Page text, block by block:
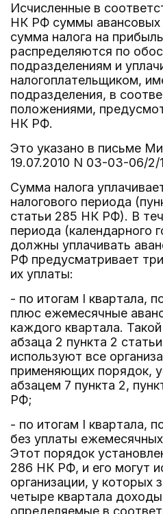
Исчисленные в
НК РФ суммы авансовых
сумма налога на
распределяются по
подразделениям и
налогоплательщиком,
подразделения, в
положениями,
НК РФ.
Это указано в письме
19.07.2010 N 03-03-06/2/
Сумма налога
налогового периода
статьи 285 НК РФ). В
периода (календарного
должны уплачивать
РФ предусматривает
их уплаты:
- по итогам I квартала,
плюс ежемесячные
каждого квартала.
абзаца 2 пункта 2
используют все
применяющих порядок,
абзацем 7 пункта 2,
РФ;
- по итогам I квартала,
без уплаты
Этот порядок
286 НК РФ, и его могут
организации, у которых
четыре квартала
определяемые в